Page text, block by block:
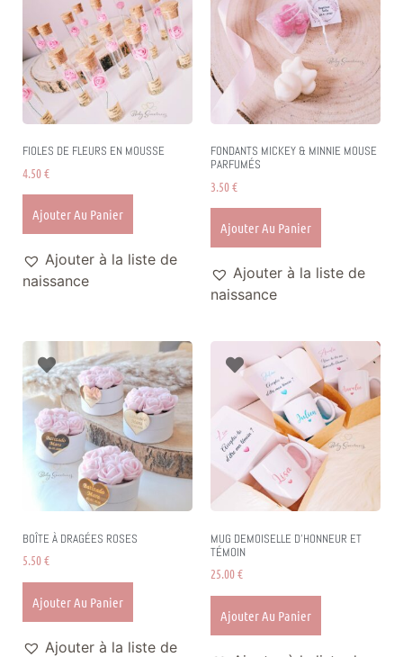
FIOLES DE FLEURS EN MOUSSE
4.50€
Ajouter Au Panier
Ajouter à la liste de
naissance
FONDANTS MICKEY & MINNIE MOUSE
PARFUMÉS
3.50€
Ajouter Au Panier
Ajouter à la liste de
naissance
BOÎTE À DRAGÉES ROSES
5.50€
Ajouter Au Panier
Ajouter à la liste de
MUG DEMOISELLE D’HONNEUR ET
TÉMOIN
25.00€
Ajouter Au Panier